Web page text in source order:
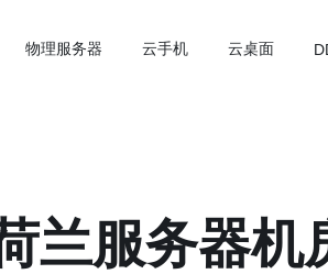
物理服务器 云手机 云桌面
兰服务器机